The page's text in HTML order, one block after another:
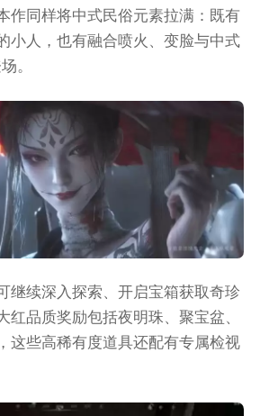
作同样将中式民俗元素拉满：既有
小人，也有融合喷火、变脸与中式
。
继续深入探索、开启宝箱获取奇珍
红品质奖励包括夜明珠、聚宝盆、
这些高稀有度道具还配有专属检视